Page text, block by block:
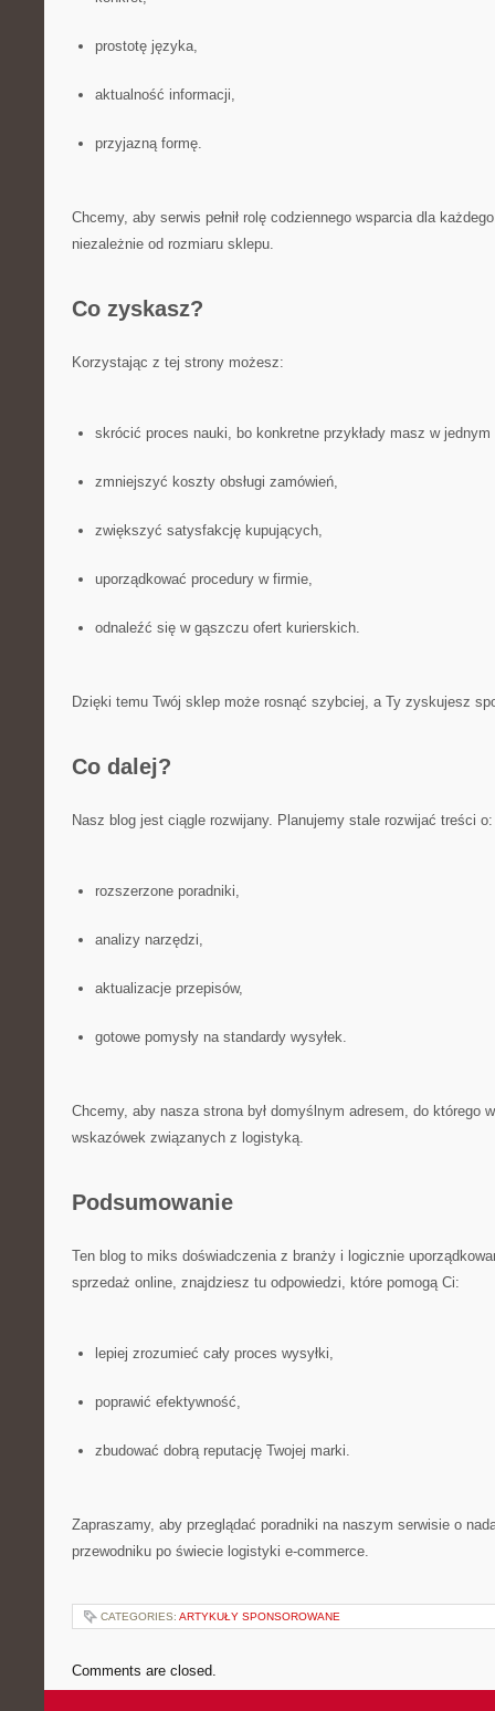
prostotę języka,
aktualność informacji,
przyjazną formę.
Chcemy, aby serwis pełnił rolę codziennego wsparcia dla
niezależnie od rozmiaru sklepu.
Co zyskasz?
Korzystając z tej strony możesz:
skrócić proces nauki, bo konkretne przykłady masz w
zmniejszyć koszty obsługi zamówień,
zwiększyć satysfakcję kupujących,
uporządkować procedury w firmie,
odnaleźć się w gąszczu ofert kurierskich.
Dzięki temu Twój sklep może rosnąć szybciej, a Ty zyskujesz
Co dalej?
Nasz blog jest ciągle rozwijany. Planujemy stale rozwijać treści o:
rozszerzone poradniki,
analizy narzędzi,
aktualizacje przepisów,
gotowe pomysły na standardy wysyłek.
Chcemy, aby nasza strona był domyślnym adresem, do którego
wskazówek związanych z logistyką.
Podsumowanie
Ten blog to miks doświadczenia z branży i logicznie
sprzedaż online, znajdziesz tu odpowiedzi, które pomogą Ci:
lepiej zrozumieć cały proces wysyłki,
poprawić efektywność,
zbudować dobrą reputację Twojej marki.
Zapraszamy, aby przeglądać poradniki na naszym serwisie o
przewodniku po świecie logistyki e-commerce.
CATEGORIES: ARTYKUŁY SPONSOROWANE
Comments are closed.